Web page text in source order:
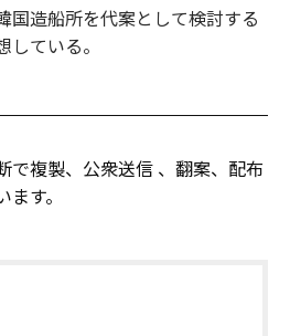
国造船所を代案として検討する
ている。
で複製、公衆送信 、翻案、配布
す。